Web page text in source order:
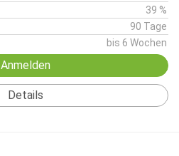
39 %
90 Tage
bis 6 Wochen
Anmelden
Details